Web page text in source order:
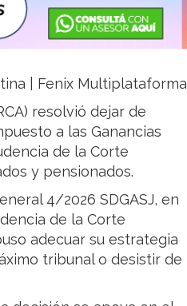
| Fenix Multiplataforma
resolvió dejar de
a las Ganancias
de la Corte
y pensionados.
4/2026 SDGASJ, en
de la Corte
adecuar su estrategia
tribunal o desistir de